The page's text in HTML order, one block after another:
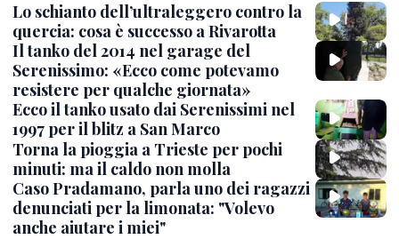
Lo schianto dell’ultraleggero contro la
quercia: cosa è successo a Rivarotta
Il tanko del 2014 nel garage del
Serenissimo: «Ecco come potevamo
resistere per qualche giornata»
Ecco il tanko usato dai Serenissimi nel
1997 per il blitz a San Marco
Torna la pioggia a Trieste per pochi
minuti: ma il caldo non molla
Caso Pradamano, parla uno dei ragazzi
denunciati per la limonata: "Volevo
anche aiutare i miei"